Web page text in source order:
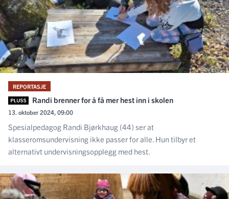
REPORTASJE
Randi brenner for å få mer hest inn i skolen
13. oktober 2024, 09:00
Spesialpedagog Randi Bjørkhaug (44) ser at
klasseromsundervisning ikke passer for alle. Hun tilbyr et
alternativt undervisningsopplegg med hest.